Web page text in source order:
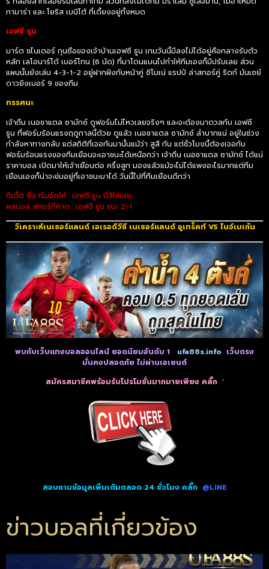
กามาร่า และ โยริส เบนิโต้ ที่เดี้ยงอยู่ทั้งหมด
เอฟซี ธูน
มาร์ต ชไนเดอร์ กุนซือของเจ้าบ้านเอฟซี ธูน เกมวันนี้มีลงไม่ได้อยู่คือกลางรับตัว
หลัก เลโอนาร์โด้ เบอร์โทน (6 นัด) ที่มาโดนแบนไปทำให้ทีมเองก็มีปรับเลย ส่วน
แผนนั้นยังเล่น 4-3-1-2 อยู่ฝากฝังกับหน้าคู่ ซิโมเน่ แรปป์ ล่าสกอร์คู่ ริดก์ มันเซย์
ดาวยิงเบอร์ 9 ของทีม
ทรรศนะ
เจ้าถิ่น เนอชาแตล ซามักซ์ ดูฟอร์มไม่ไหวเลยจริงๆ และจะต้องมาดวลกับ เอฟซี
ธูน ที่ฟอร์มร้อนแรงฤดูกาลนี้ด้วย ดูแล้ว เนอชาแตล ซามักซ์ ลำบากแน่ อยู่ในช่วง
กำลังหาทางกลับ แต่สถิติที่เจอกันมานั้นแม้ว่า สูสี กัน แต่ชั่วโมงนี้ต้องเจอกับ
ฟอร์มร้อนแรงของทีมเยือนจะเอาชนะได้เหนือกว่า เจ้าถิ่น เนอชาแตล ซามักซ์ ได้แน่
ราคาบอล เปิดมาให้เจ้าเยือนต่อ ครึ่งลูก มองแล้วแม้จะไม่ได้แพงอะไรมากแต่ทีม
เยือนเองก็น่าจะข่มอยู่ที่เอาชนะมาได้ วันนี้ไปที่ทีมเยือนดีกว่า
ทีเด็ด พี่อาร์มจัดให้ : เอฟซี ธูน นี่สิใช่เลย
ผลบอล สกอร์ที่คาด : เอฟซี ธูน ชนะ 2-1
วิเคราะห์เนเธอร์แลนด์ เอเรอดีวีซี เนเธอร์แลนด์ อูเทร็คท์ VS ไนจ์เมเก้น
พบกับเว็บแทงบอลออนไลน์ ยอดนิยมอันดับ 1 ufa88s.info เว็บตรง
มั่นคงปลอดภัย ไม่ผ่านเอเยนต์
สมัครสมาชิคพร้อมรับโปรโมชั่นมากมายเพียง คลิ๊ก ‘
สอบถามข้อมูลเพิ่มเติมตลอด 24 ชั่วโมง คลิ๊ก @LINE
ข่าวบอลที่เกี่ยวข้อง